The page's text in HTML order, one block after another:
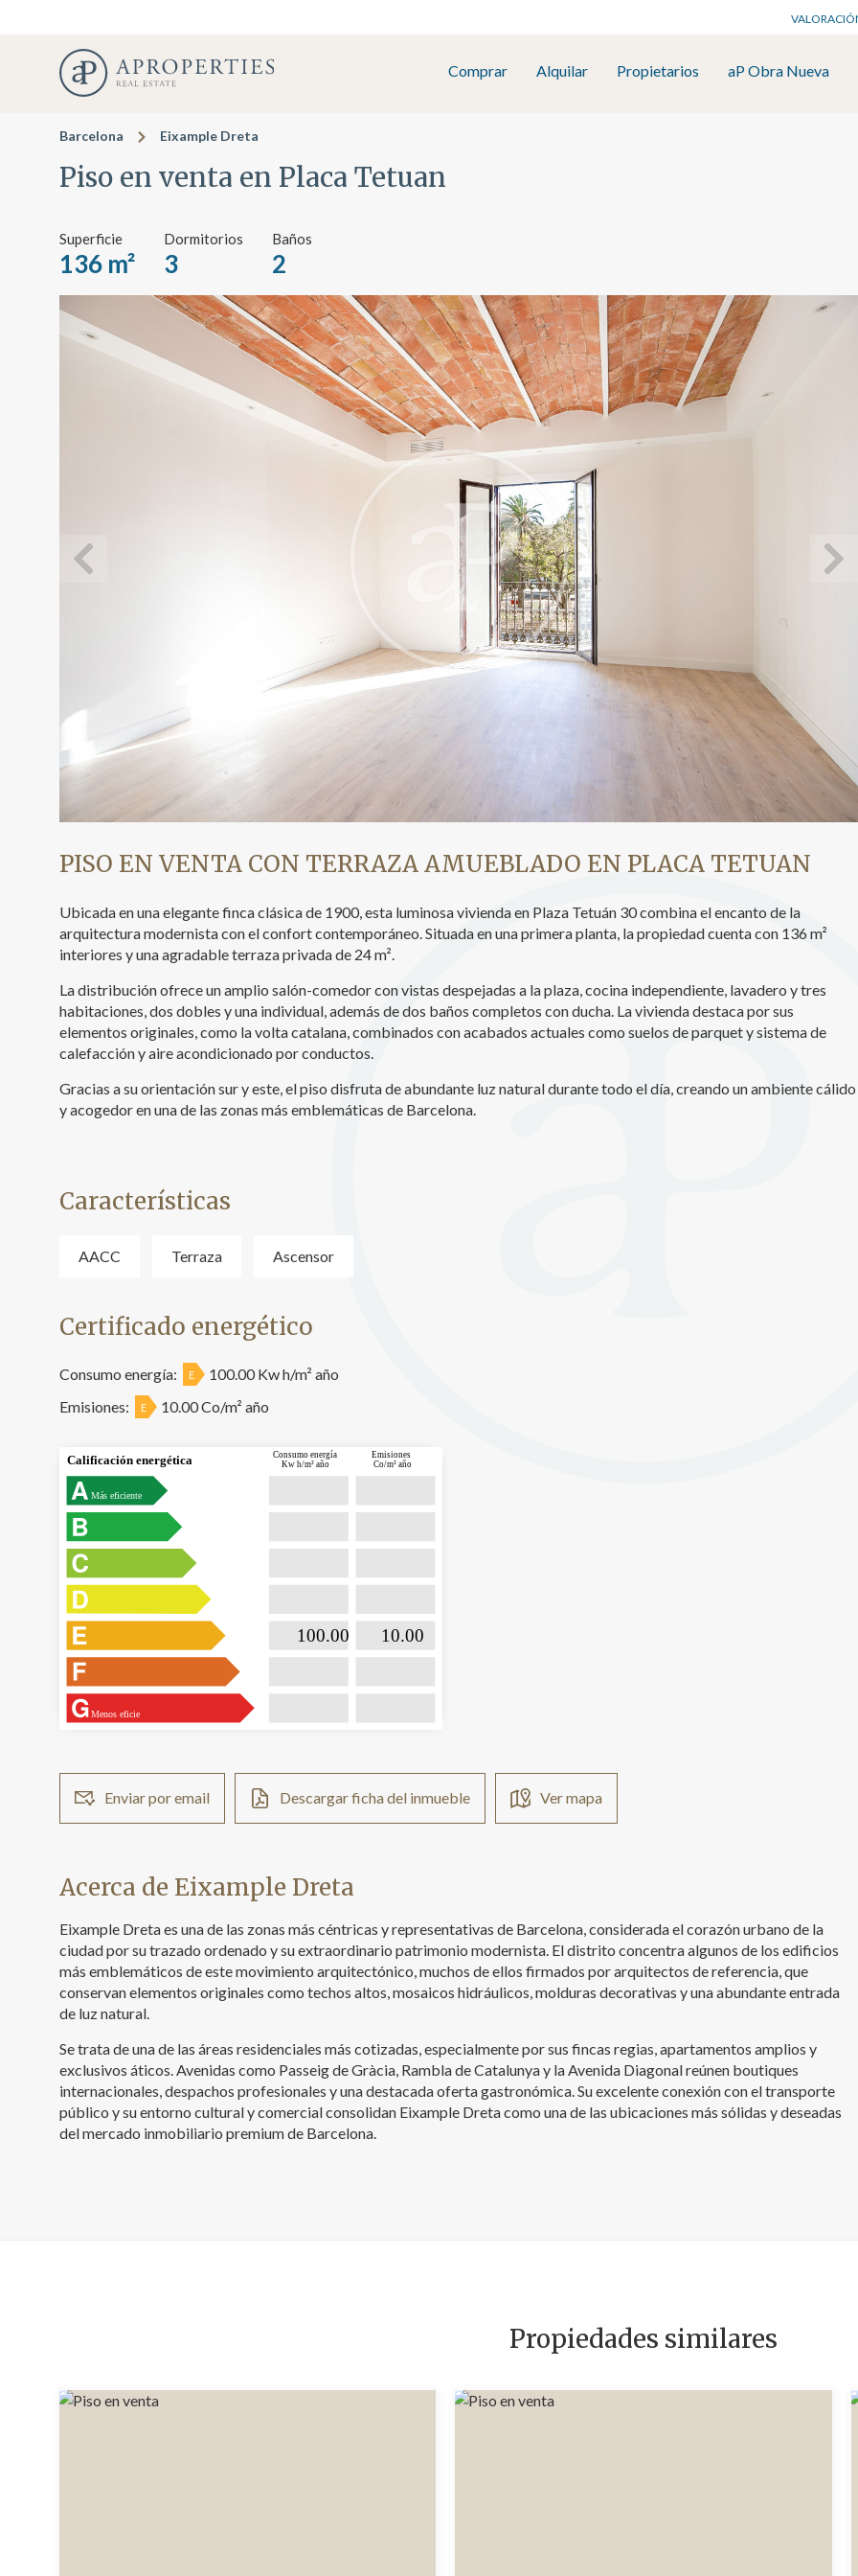
Comprar Alquilar Propietarios aP Obra Nueva
Barcelona Eixample Dreta
Piso en venta en Placa Tetuan
Superficie
136 m²
Dormitorios
3
Baños
2
PISO EN VENTA CON TERRAZA AMUEBLADO EN PLACA TETUAN
Ubicada en una elegante finca clásica de 1900, esta luminosa vivienda en Plaza Tetuán 30 combina el encanto de la
arquitectura modernista con el confort contemporáneo. Situada en una primera planta, la propiedad cuenta con 136 m²
interiores y una agradable terraza privada de 24 m².
La distribución ofrece un amplio salón-comedor con vistas despejadas a la plaza, cocina independiente, lavadero y tres
habitaciones, dos dobles y una individual, además de dos baños completos con ducha. La vivienda destaca por sus
elementos originales, como la volta catalana, combinados con acabados actuales como suelos de parquet y sistema de
calefacción y aire acondicionado por conductos.
Gracias a su orientación sur y este, el piso disfruta de abundante luz natural durante todo el día, creando un ambiente cálido
y acogedor en una de las zonas más emblemáticas de Barcelona.
Características
AACC Terraza Ascensor
Certificado energético
Consumo energía: E
100.00 Kw h/m² año
Emisiones:
E 10.00 Co/m² año
Más eficiente
Menos eficie
Calificación energética
Consumo energía
Kw h/m² año
Emisiones
Co/m² año
100.00
10.00
Enviar por email Descargar ficha del inmueble Ver mapa
Acerca de Eixample Dreta
Eixample Dreta es una de las zonas más céntricas y representativas de Barcelona, considerada el corazón urbano de la
ciudad por su trazado ordenado y su extraordinario patrimonio modernista. El distrito concentra algunos de los edificios
más emblemáticos de este movimiento arquitectónico, muchos de ellos firmados por arquitectos de referencia, que
conservan elementos originales como techos altos, mosaicos hidráulicos, molduras decorativas y una abundante entrada
de luz natural.
Se trata de una de las áreas residenciales más cotizadas, especialmente por sus fincas regias, apartamentos amplios y
exclusivos áticos. Avenidas como Passeig de Gràcia, Rambla de Catalunya y la Avenida Diagonal reúnen boutiques
internacionales, despachos profesionales y una destacada oferta gastronómica. Su excelente conexión con el transporte
público y su entorno cultural y comercial consolidan Eixample Dreta como una de las ubicaciones más sólidas y deseadas
del mercado inmobiliario premium de Barcelona.
Propiedades similares
Modificar cookies
Siempre
Este sitio web utiliza Cookies propias para recopilar información con la finalidad
mejorar nuestros servicios. Si continua navegando, supone la aceptación de la
instalación de las mismas. El usuario tiene la posibilidad de configurar su
pudiendo, si así lo desea, impedir que sean instaladas en su disco duro,
deberá tener en cuenta que dicha acción podrá ocasionar dificultades de
Permiten realizar el seguimiento y análisis del comportamiento de los usuarios
sitio web. La información recogida mediante este tipo de cookies se utiliza en la
medición de la actividad de la web para la elaboración de perfiles de
que hacen los usuarios del servicio. Permiten guardar la información de
del usuario para mejorar la calidad de nuestros servicios y para ofrecer una
experiencia a través de productos recomendados.
Estas cookies son utilizadas para almacenar información sobre las
elecciones personales del usuario a través de la observación continuada de sus